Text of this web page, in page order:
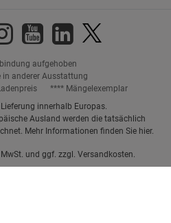
aufgehoben
in anderer Ausstattung
**** Mängelexemplar
innerhalb Europas.
Ausland werden die tatsächlich
Mehr Informationen finden Sie hier.
und ggf. zzgl. Versandkosten.